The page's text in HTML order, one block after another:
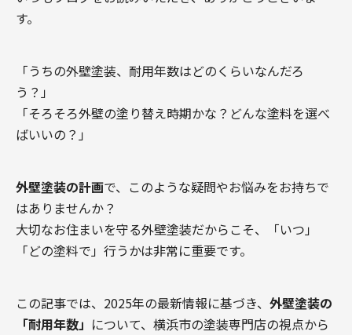
す。
「うちの外壁塗装、耐用年数はどのくらいなんだろ
う？」
「そろそろ外壁の塗り替え時期かな？どんな塗料を選べ
ばいいの？」
外壁塗装の計画で、このような疑問やお悩みをお持ちで
はありませんか？
大切なお住まいを守る外壁塗装だからこそ、「いつ」
「どの塗料で」行うかは非常に重要です。
この記事では、2025年の最新情報に基づき、 外壁塗装の
「耐用年数」 について、横浜市の塗装専門店の視点から